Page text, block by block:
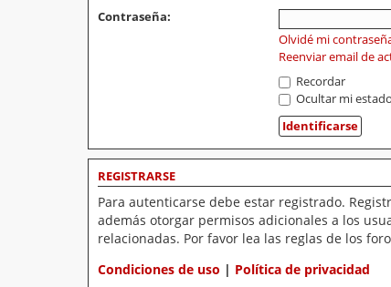
Contraseña:
Olvidé mi
Reenviar email de
Recordar
Ocultar mi
REGISTRARSE
Para autenticarse debe estar registrado.
además otorgar permisos adicionales a los
relacionadas. Por favor lea las reglas de los
Condiciones de uso | Política de privacidad